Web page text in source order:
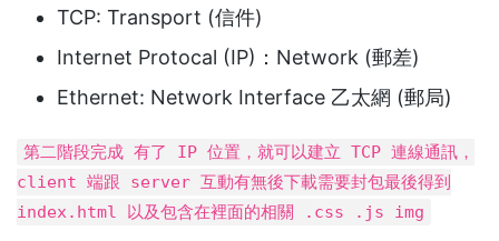
TCP: Transport (信件)
Internet Protocal (IP)：Network (郵差)
Ethernet: Network Interface 乙太網 (郵局)
第二階段完成 有了 IP 位置，就可以建立 TCP 連線通訊，
client 端跟 server 互動有無後下載需要封包最後得到
index.html 以及包含在裡面的相關 .css .js img